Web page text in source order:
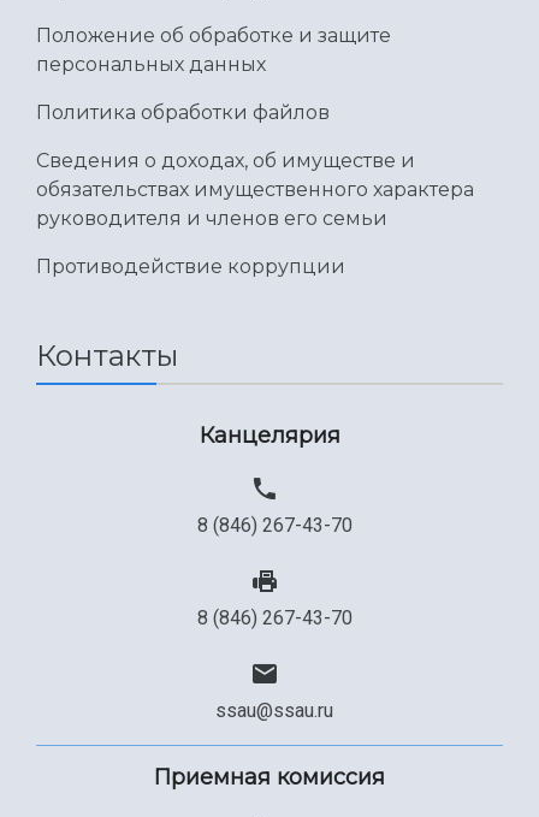
Положение об обработке и защите
персональных данных
Политика обработки файлов
Сведения о доходах, об имуществе и
обязательствах имущественного характера
руководителя и членов его семьи
Противодействие коррупции
Контакты
Канцелярия
8 (846) 267-43-70
8 (846) 267-43-70
ssau@ssau.ru
Приемная комиссия